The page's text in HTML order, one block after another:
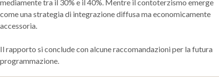
mediamente tra il 30% e il 40%. Mentre il contoterzismo emerge
come una strategia di integrazione diffusa ma economicamente
accessoria.
Il rapporto si conclude con alcune raccomandazioni per la futura
programmazione.